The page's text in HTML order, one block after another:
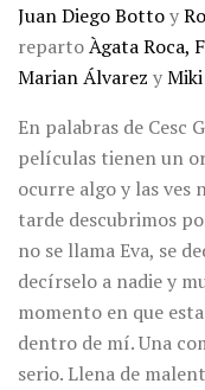
Juan Diego Bottoy
repartoÀgata Roca,
Marian Álvarez y
En palabras de Cesc
películas tienen un
ocurre algo y las ves
tarde descubrimos
no se llama Eva, se
decírselo a nadie y
momento en que
dentro de mí. Una
serio. Llena de